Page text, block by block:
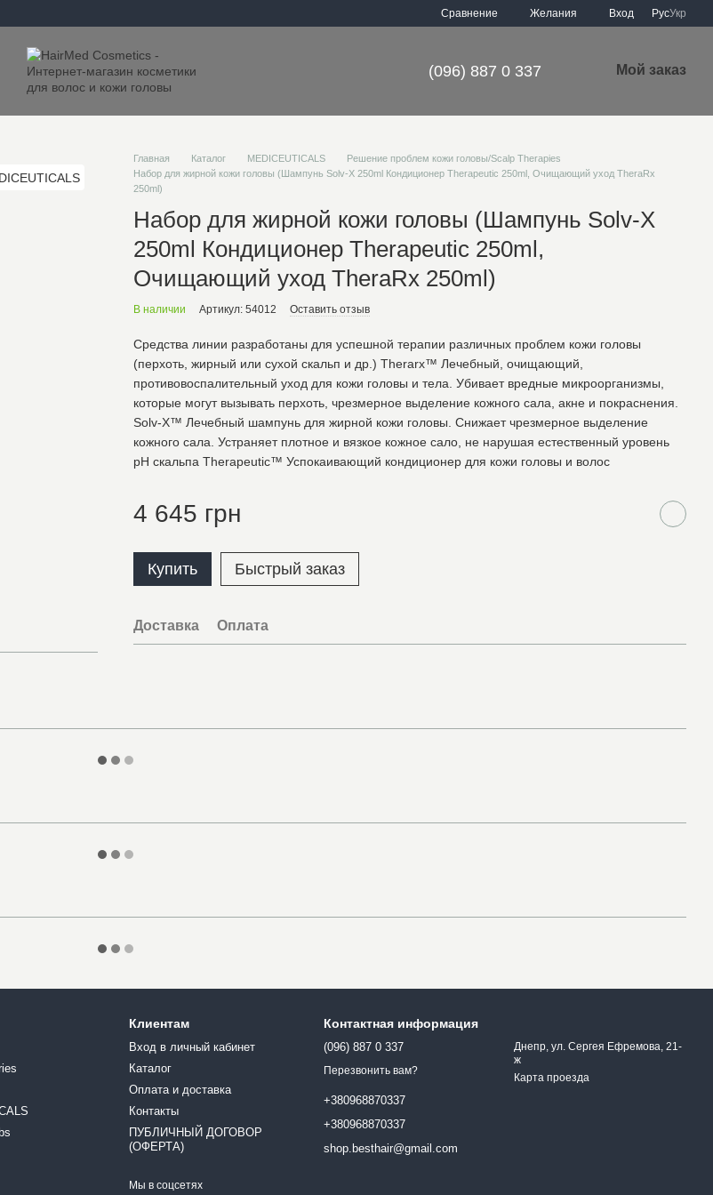
Сравнение Желания Вход РусУкр
(096) 887 0 337 Мой заказ
Главная Каталог MEDICEUTICALS
Решение проблем кожи головы/Scalp Therapies
Набор для жирной кожи головы (Шампунь Solv-X 250ml Кондиционер Therapeutic 250ml, Очищающий уход TheraRx
250ml)
Набор для жирной кожи головы (Шампунь Solv-X
250ml Кондиционер Therapeutic 250ml,
Очищающий уход TheraRx 250ml)
В наличии Артикул: 54012 Оставить отзыв
Средства линии разработаны для успешной терапии различных проблем кожи головы
(перхоть, жирный или сухой скальп и др.) Therarx™ Лечебный, очищающий,
противовоспалительный уход для кожи головы и тела. Убивает вредные микроорганизмы,
которые могут вызывать перхоть, чрезмерное выделение кожного сала, акне и покраснения.
Solv-X™ Лечебный шампунь для жирной кожи головы. Снижает чрезмерное выделение
кожного сала. Устраняет плотное и вязкое кожное сало, не нарушая естественный уровень
рН скальпа Therapeutic™ Успокаивающий кондиционер для кожи головы и волос
4 645 грн
Купить Быстрый заказ
Доставка Оплата
Клиентам
Вход в личный кабинет
Каталог
Оплата и доставка
Контакты
ПУБЛИЧНЫЙ ДОГОВОР
(ОФЕРТА)
Мы в соцсетях
Контактная информация
(096) 887 0 337
Перезвонить вам?
+380968870337
+380968870337
shop.besthair@gmail.com
Днепр, ул. Сергея Ефремова, 21-
ж
Карта проезда